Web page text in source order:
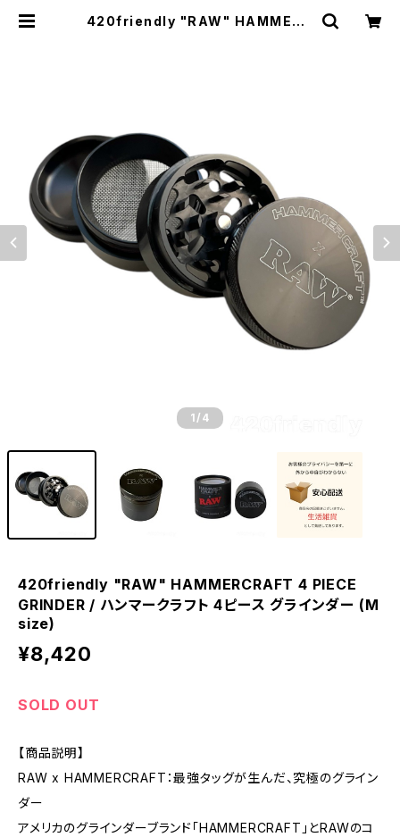
420friendly "RAW" HAMMERC
1 /4
420friendly "RAW" HAMMERCRAFT 4 PIECE
GRINDER / ハンマークラフト 4ピース グラインダー (M
size)
¥8,420
SOLD OUT
【商品説明】
RAW x HAMMERCRAFT：最強タッグが生んだ、究極のグライン
ダー
アメリカのグラインダーブランド「HAMMERCRAFT」とRAWのコ